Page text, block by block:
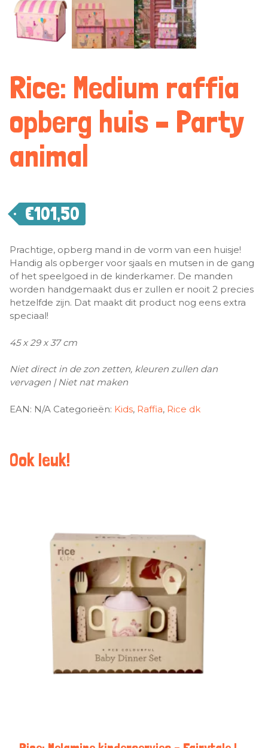
Rice: Medium raffia
opberg huis – Party
animal
€101,50
Prachtige, opberg mand in de vorm van een huisje!
Handig als opberger voor sjaals en mutsen in de gang
of het speelgoed in de kinderkamer. De manden
worden handgemaakt dus er zullen er nooit 2 precies
hetzelfde zijn. Dat maakt dit product nog eens extra
speciaal!
45 x 29 x 37 cm
Niet direct in de zon zetten, kleuren zullen dan
vervagen | Niet nat maken
EAN: N/A Categorieën: Kids, Raffia, Rice dk
Ook leuk!